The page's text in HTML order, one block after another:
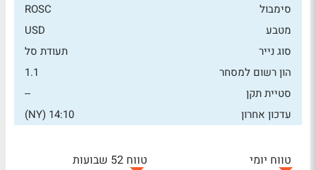
סימבול
ROSC
מטבע
USD
סוג נייר
תעודת סל
הון רשום למסחר
1.1
סטיית תקן
--
עדכון אחרון
14:10 (NY)
טווח יומי
טווח 52 שבועות